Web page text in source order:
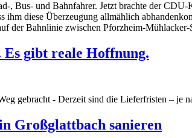
, Bus- und Bahnfahrer. Jetzt brachte der
ihm diese Überzeugung allmählich
der Bahnlinie zwischen Pforzheim-Mühlacker-
gibt reale Hoffnung.
gebracht - Derzeit sind die Lieferfristen – je
Großglattbach sanieren